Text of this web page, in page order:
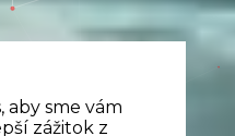
aby sme vám
zážitok z